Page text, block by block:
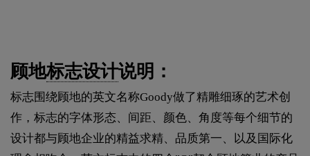
顾地标志设计说明：
标志围绕顾地的英文名称Goody做了精雕细琢的艺术创
作，标志的字体形态、间距、颜色、角度等每个细节的
设计都与顾地企业的精益求精、品质第一、以及国际化